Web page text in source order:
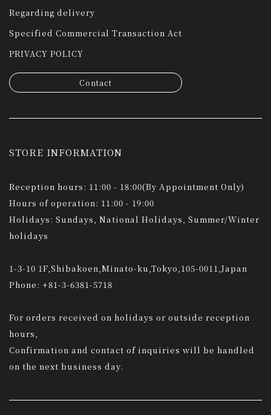
Regarding delivery
Specified Commercial Transaction Act
PRIVACY POLICY
Contact
STORE INFORMATION
Reception hours: 11:00 - 18:00(By Appointment Only)
Hours of operation: 11:00 - 19:00
Holidays: Sundays, National Holidays, Summer/Winter
holidays
1-3-10 1F,Shibakoen,Minato-ku,Tokyo,105-0011,Japan
Phone: +81-3-6381-5718
For orders received on holidays or outside reception
hours,
Confirmation and contact of inquiries will be handled
on the next business day.